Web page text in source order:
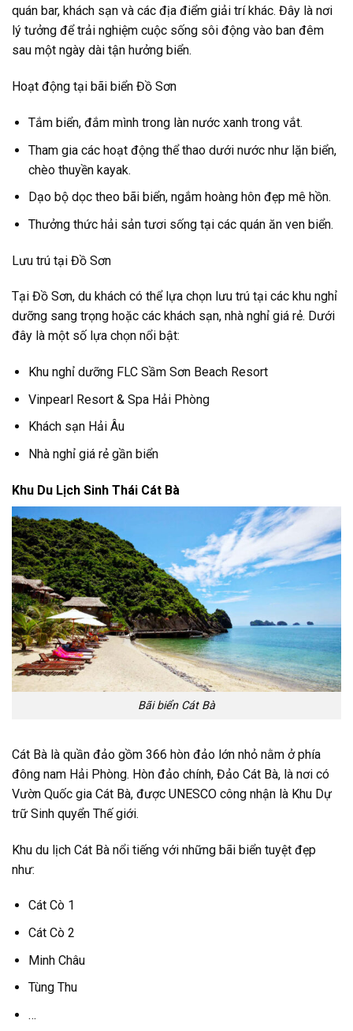
quán bar, khách sạn và các địa điểm giải trí khác. Đây là nơi
lý tưởng để trải nghiệm cuộc sống sôi động vào ban đêm
sau một ngày dài tận hưởng biển.
Hoạt động tại bãi biển Đồ Sơn
Tắm biển, đắm mình trong làn nước xanh trong vắt.
Tham gia các hoạt động thể thao dưới nước như lặn biển,
chèo thuyền kayak.
Dạo bộ dọc theo bãi biển, ngắm hoàng hôn đẹp mê hồn.
Thưởng thức hải sản tươi sống tại các quán ăn ven biển.
Lưu trú tại Đồ Sơn
Tại Đồ Sơn, du khách có thể lựa chọn lưu trú tại các khu nghỉ
dưỡng sang trọng hoặc các khách sạn, nhà nghỉ giá rẻ. Dưới
đây là một số lựa chọn nổi bật:
Khu nghỉ dưỡng FLC Sầm Sơn Beach Resort
Vinpearl Resort & Spa Hải Phòng
Khách sạn Hải Âu
Nhà nghỉ giá rẻ gần biển
Khu Du Lịch Sinh Thái Cát Bà
Bãi biển Cát Bà
Cát Bà là quần đảo gồm 366 hòn đảo lớn nhỏ nằm ở phía
đông nam Hải Phòng. Hòn đảo chính, Đảo Cát Bà, là nơi có
Vườn Quốc gia Cát Bà, được UNESCO công nhận là Khu Dự
trữ Sinh quyển Thế giới.
Khu du lịch Cát Bà nổi tiếng với những bãi biển tuyệt đẹp
như:
Cát Cò 1
Cát Cò 2
Minh Châu
Tùng Thu
…